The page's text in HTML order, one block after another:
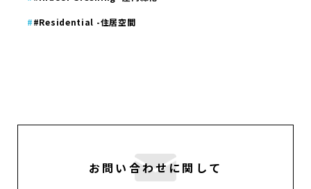
#Residential -住居空間
お問い合わせに関して